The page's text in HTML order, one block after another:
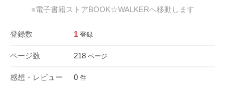
※電子書籍ストアBOOK☆WALKERへ移動します
登録数 1 登録
ページ数 218 ページ
感想・レビュー 0 件